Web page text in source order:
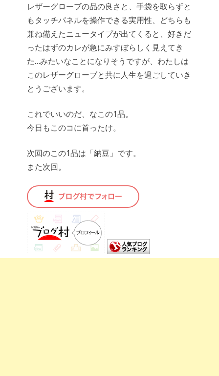
レザーグローブの品の良さと、手袋を取らずと
もタッチパネルを操作できる実用性、どちらも
兼ね備えたニュータイプが出てくると、好きだ
ったはずのカレが急にみすぼらしく見えてき
た…みたいなことになりそうですが、わたしは
このレザーグローブと共に人生を過ごしていき
とうございます。
これでいいのだ、なこの1品。
今日もこのコに首ったけ。
次回のこの1品は「納豆」です。
また次回。